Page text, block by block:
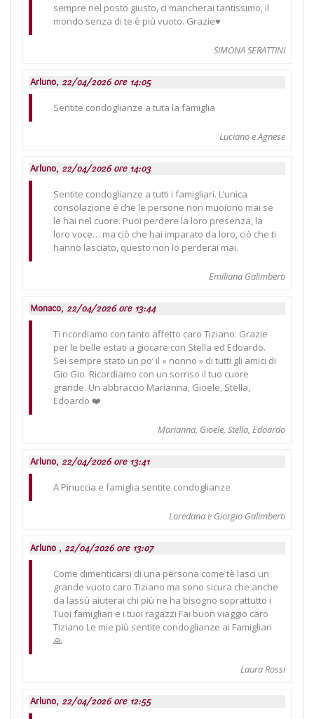
sempre nel posto giusto, ci mancherai tantissimo, il
mondo senza di te è più vuoto. Grazie♥️
SIMONA SERATTINI
Arluno, 22/04/2026 ore 14:05
Sentite condoglianze a tuta la famiglia
Luciano e Agnese
Arluno, 22/04/2026 ore 14:03
Sentite condoglianze a tutti i famigliari. L’unica
consolazione è che le persone non muoiono mai se
le hai nel cuore. Puoi perdere la loro presenza, la
loro voce… ma ciò che hai imparato da loro, ciò che ti
hanno lasciato, questo non lo perderai mai.
Emiliana Galimberti
Monaco, 22/04/2026 ore 13:44
Ti ricordiamo con tanto affetto caro Tiziano. Grazie
per le belle estati a giocare con Stella ed Edoardo.
Sei sempre stato un po’ il « nonno » di tutti gli amici di
Gio Gio. Ricordiamo con un sorriso il tuo cuore
grande. Un abbraccio Marianna, Gioele, Stella,
Edoardo ❤️
Marianna, Gioele, Stella, Edoardo
Arluno, 22/04/2026 ore 13:41
A Pinuccia e famiglia sentite condoglianze
Loredana e Giorgio Galimberti
Arluno , 22/04/2026 ore 13:07
Come dimenticarsi di una persona come tè lasci un
grande vuoto caro Tiziano ma sono sicura che anche
da lassù aiuterai chi più ne ha bisogno soprattutto i
Tuoi famigliari e i tuoi ragazzi Fai buon viaggio caro
Tiziano Le mie più sentite condoglianze ai Famigliari
🙏
Laura Rossi
Arluno, 22/04/2026 ore 12:55